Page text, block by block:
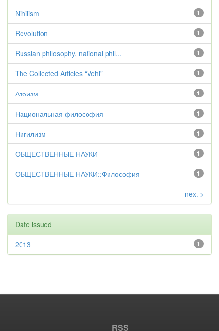
1
Nihilism
1
Revolution
1
Russian philosophy, national phil...
1
The Collected Articles “Vehi”
1
Атеизм
1
Национальная философия
1
Нигилизм
1
ОБЩЕСТВЕННЫЕ НАУКИ
1
ОБЩЕСТВЕННЫЕ НАУКИ::Философия
next >
Date issued
1
2013
RSS